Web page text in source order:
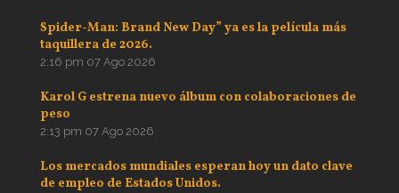
Spider-Man: Brand New Day” ya es la película más
taquillera de 2026.
2:16 pm 07 Ago 2026
Karol G estrena nuevo álbum con colaboraciones de
peso
2:13 pm 07 Ago 2026
Los mercados mundiales esperan hoy un dato clave
de empleo de Estados Unidos.